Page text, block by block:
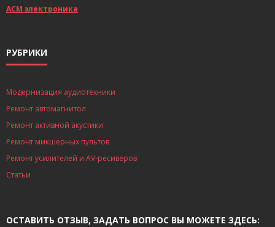
АСМ электроника
РУБРИКИ
Модернизация аудиотехники
Ремонт автомагнитол
Ремонт активной акустики
Ремонт микшерных пультов
Ремонт усилителей и AV-ресиверов
Статьи
ОСТАВИТЬ ОТЗЫВ, ЗАДАТЬ ВОПРОС ВЫ МОЖЕТЕ ЗДЕСЬ: